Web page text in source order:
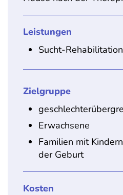
Leistungen
Sucht-Rehabilitation
Zielgruppe
Erwachsene
Familien mit
der Geburt
Kosten